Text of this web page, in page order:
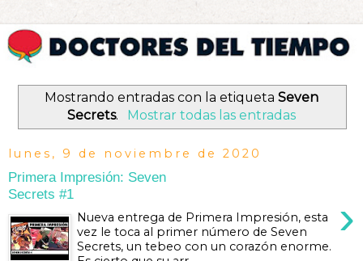
Mostrando entradas con la etiqueta Seven
Secrets. Mostrar todas las entradas
lunes, 9 de noviembre de 2020
Primera Impresión: Seven
Secrets #1
›
Nueva entrega de Primera Impresión, esta
vez le toca al primer número de Seven
Secrets, un tebeo con un corazón enorme.